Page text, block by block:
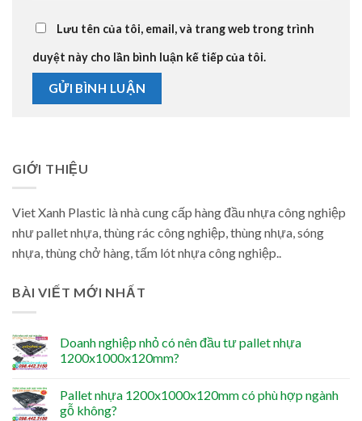
Lưu tên của tôi, email, và trang web trong trình
duyệt này cho lần bình luận kế tiếp của tôi.
GIỚI THIỆU
Viet Xanh Plastic là nhà cung cấp hàng đầu nhựa công nghiệp
như pallet nhựa, thùng rác công nghiệp, thùng nhựa, sóng
nhựa, thùng chở hàng, tấm lót nhựa công nghiệp..
BÀI VIẾT MỚI NHẤT
Doanh nghiệp nhỏ có nên đầu tư pallet nhựa
1200x1000x120mm?
Pallet nhựa 1200x1000x120mm có phù hợp ngành
gỗ không?